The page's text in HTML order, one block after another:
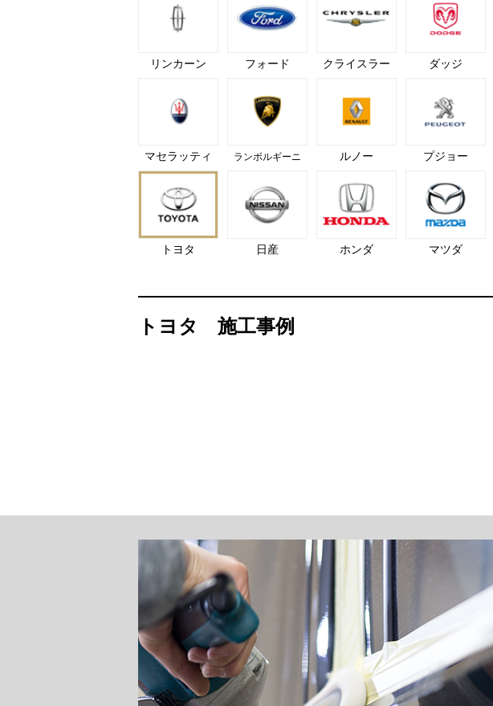
リンカーン フォード クライスラー ダッジ
マセラッティ ランボルギーニ ルノー プジョー
トヨタ 日産 ホンダ マツダ
トヨタ 施工事例